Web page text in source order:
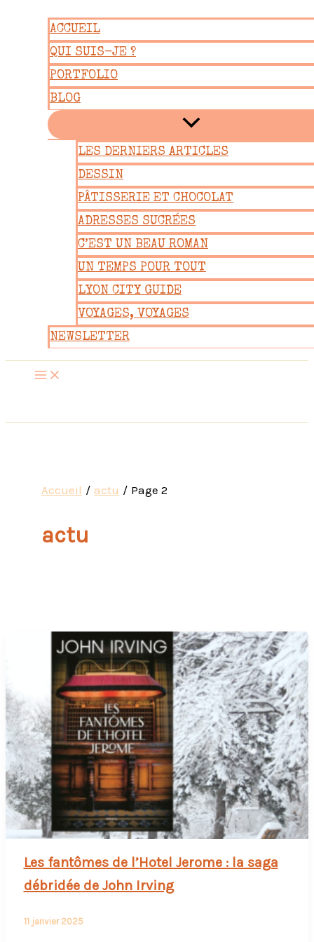
contenu
ACCUEIL
QUI SUIS-JE ?
PORTFOLIO
BLOG
LES DERNIERS ARTICLES
DESSIN
PÂTISSERIE ET CHOCOLAT
ADRESSES SUCRÉES
C’EST UN BEAU ROMAN
UN TEMPS POUR TOUT
LYON CITY GUIDE
VOYAGES, VOYAGES
NEWSLETTER
Accueil actu Page 2
actu
Les fantômes de l’Hotel Jerome : la saga
débridée de John Irving
11 janvier 2025